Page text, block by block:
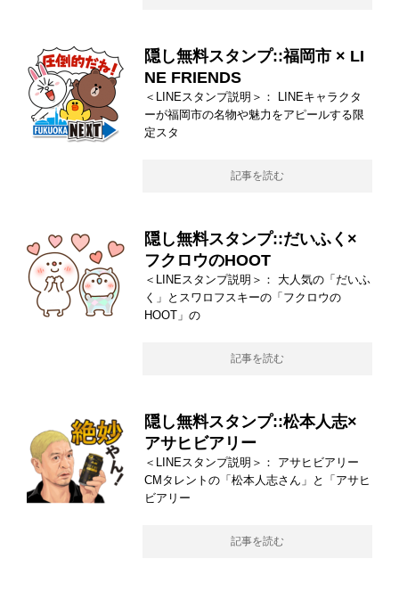
隠し無料スタンプ::福岡市 × LI
NE FRIENDS
＜LINEスタンプ説明＞： LINEキャラクタ
ーが福岡市の名物や魅力をアピールする限
定スタ
記事を読む
隠し無料スタンプ::だいふく×
フクロウのHOOT
＜LINEスタンプ説明＞： 大人気の「だいふ
く」とスワロフスキーの「フクロウの
HOOT」の
記事を読む
隠し無料スタンプ::松本人志×
アサヒビアリー
＜LINEスタンプ説明＞： アサヒビアリー
CMタレントの「松本人志さん」と「アサヒ
ビアリー
記事を読む